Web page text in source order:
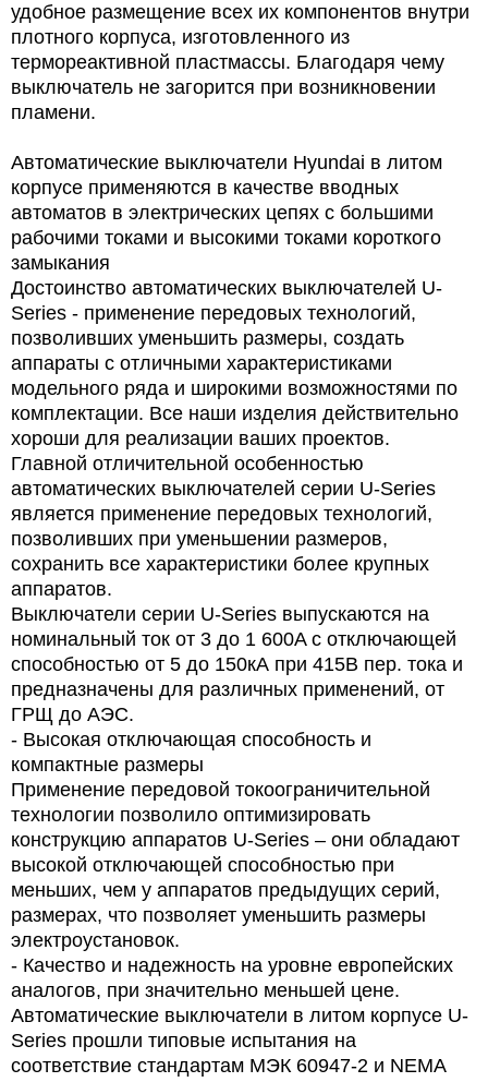
удобное размещение всех их компонентов внутри
плотного корпуса, изготовленного из
термореактивной пластмассы. Благодаря чему
выключатель не загорится при возникновении
пламени.
Автоматические выключатели Hyundai в литом
корпусе применяются в качестве вводных
автоматов в электрических цепях с большими
рабочими токами и высокими токами короткого
замыкания
Достоинство автоматических выключателей U-
Series - применение передовых технологий,
позволивших уменьшить размеры, создать
аппараты с отличными характеристиками
модельного ряда и широкими возможностями по
комплектации. Все наши изделия действительно
хороши для реализации ваших проектов.
Главной отличительной особенностью
автоматических выключателей серии U-Series
является применение передовых технологий,
позволивших при уменьшении размеров,
сохранить все характеристики более крупных
аппаратов.
Выключатели серии U-Series выпускаются на
номинальный ток от 3 до 1 600A с отключающей
способностью от 5 до 150кА при 415В пер. тока и
предназначены для различных применений, от
ГРЩ до АЭС.
- Высокая отключающая способность и
компактные размеры
Применение передовой токоограничительной
технологии позволило оптимизировать
конструкцию аппаратов U-Series – они обладают
высокой отключающей способностью при
меньших, чем у аппаратов предыдущих серий,
размерах, что позволяет уменьшить размеры
электроустановок.
- Качество и надежность на уровне европейских
аналогов, при значительно меньшей цене.
Автоматические выключатели в литом корпусе U-
Series прошли типовые испытания на
соответствие стандартам МЭК 60947-2 и NEMA